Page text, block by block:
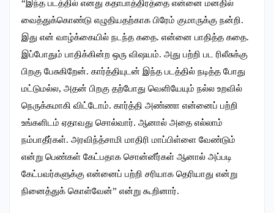
“இந்த படத்தில் எனது கதாபாத்திரத்தை என்னை மனதில்
வைத்துக்கொண்டு எழுதியதற்காக பிரேம் குமாருக்கு நன்றி.
இது என் வாழ்க்கையில் நடந்த கதை. என்னை பாதித்த கதை.
இப்போதும் பாதிக்கின்ற ஒரு விஷயம். அது பற்றி பட ரிலீசுக்கு
பிறகு பேசுகிறேன். கார்த்தியுடன் இந்த படத்தில் நடித்த போது
மட்டுமல்ல, அதன் பிறகு தற்போது வெளியேயும் நல்ல உறவில்
நெருக்கமாகி விட்டோம். கார்த்தி அண்ணா என்னைப் பற்றி
உங்களிடம் ஏதாவது சொல்வார். ஆனால் அதை எல்லாம்
நம்பாதீர்கள். அரவிந்த்சாமி மாதிரி மாப்பிள்ளை வேண்டும்
என்று பெண்கள் கேட்பதாக சொன்னீர்கள் ஆனால் அப்படி
கேட்பவர்களுக்கு என்னைப் பற்றி சரியாக தெரியாது என்று
நினைத்துக் கொள்வேன்” என்று கூறினார்.